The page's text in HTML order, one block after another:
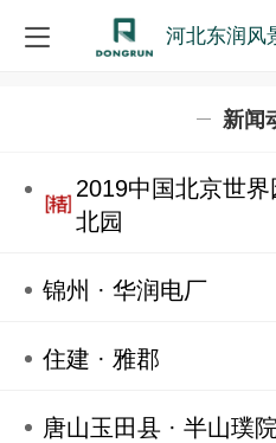
河北东润风
新闻
2019中国北京世
北园
锦州 · 华润电厂
住建 · 雅郡
唐山玉田县 · 半山